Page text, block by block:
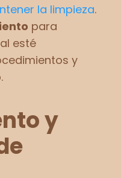
la limpieza.
para
esté
y
y